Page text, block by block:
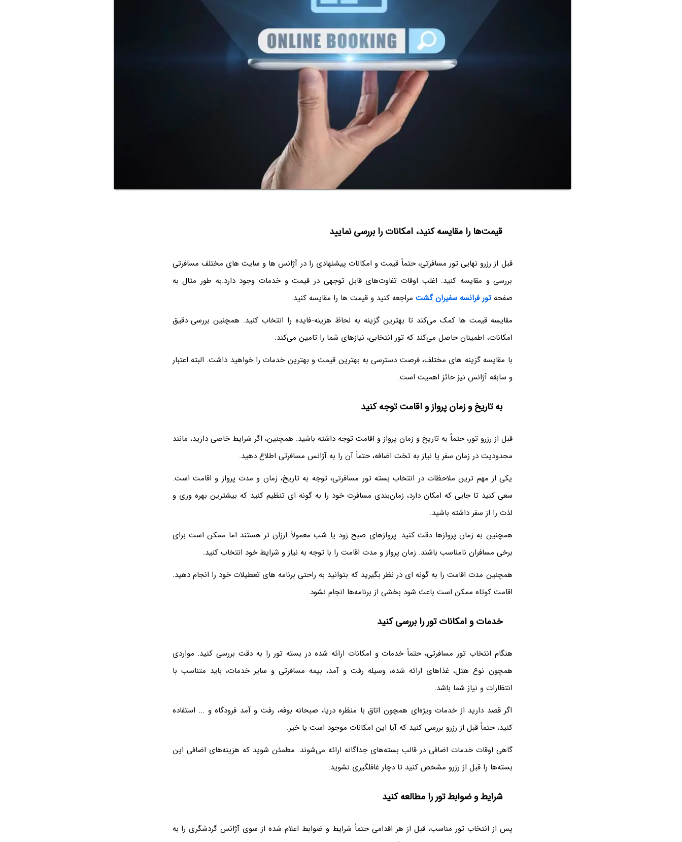
قیمت‌ها را مقایسه کنید، امکانات را بررسی نمایید
قبل از رزرو نهایی تور مسافرتی، حتماً قیمت و امکانات پیشنهادی را در آژانس‌ ها و سایت‌ های مختلف مسافرتی
بررسی و مقایسه کنید. اغلب اوقات تفاوت‌های قابل توجهی در قیمت و خدمات وجود دارد.به طور مثال به
صفحهتور فرانسه سفیران گشت مراجعه کنید و قیمت ها را مقایسه کنید.
مقایسه قیمت‌ ها کمک می‌کند تا بهترین گزینه به لحاظ هزینه-فایده را انتخاب کنید. همچنین بررسی دقیق
امکانات، اطمینان حاصل می‌کند که تور انتخابی، نیازهای شما را تامین می‌کند.
با مقایسه گزینه‌ های مختلف، فرصت دسترسی به بهترین قیمت و بهترین خدمات را خواهید داشت. البته اعتبار
و سابقه آژانس نیز حائز اهمیت است.
به تاریخ و زمان پرواز و اقامت توجه کنید
قبل از رزرو تور، حتماً به تاریخ و زمان پرواز و اقامت توجه داشته باشید. همچنین، اگر شرایط خاصی دارید، مانند
محدودیت در زمان سفر یا نیاز به تخت اضافه، حتماً آن را به آژانس مسافرتی اطلاع دهید.
یکی از مهم‌ ترین ملاحظات در انتخاب بسته تور مسافرتی، توجه به تاریخ، زمان و مدت پرواز و اقامت است.
سعی کنید تا جایی که امکان دارد، زمان‌بندی مسافرت خود را به گونه‌ ای تنظیم کنید که بیشترین بهره‌ وری و
لذت را از سفر داشته باشید.
همچنین به زمان پروازها دقت کنید. پروازهای صبح زود یا شب معمولاً ارزان‌ تر هستند اما ممکن است برای
برخی مسافران نامناسب باشند. زمان پرواز و مدت اقامت را با توجه به نیاز و شرایط خود انتخاب کنید.
همچنین مدت اقامت را به گونه‌ ای در نظر بگیرید که بتوانید به راحتی برنامه‌ های تعطیلات خود را انجام دهید.
اقامت کوتاه ممکن است باعث شود بخشی از برنامه‌ها انجام نشود.
خدمات و امکانات تور را بررسی کنید
هنگام انتخاب تور مسافرتی، حتماً خدمات و امکانات ارائه شده در بسته تور را به دقت بررسی کنید. مواردی
همچون نوع هتل، غذاهای ارائه شده، وسیله رفت و آمد، بیمه مسافرتی و سایر خدمات، باید متناسب با
انتظارات و نیاز شما باشد.
اگر قصد دارید از خدمات ویژه‌ای همچون اتاق با منظره دریا، صبحانه بوفه، رفت و آمد فرودگاه و ... استفاده
کنید، حتماً قبل از رزرو بررسی کنید که آیا این امکانات موجود است یا خیر.
گاهی اوقات خدمات اضافی در قالب بسته‌های جداگانه ارائه می‌شوند. مطمئن شوید که هزینه‌های اضافی این
بسته‌ها را قبل از رزرو مشخص کنید تا دچار غافلگیری نشوید.
شرایط و ضوابط تور را مطالعه کنید
پس از انتخاب تور مناسب، قبل از هر اقدامی حتماً شرایط و ضوابط اعلام شده از سوی آژانس گردشگری را به